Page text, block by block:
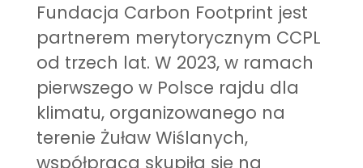
Fundacja Carbon Footprint jest
partnerem merytorycznym CCPL
od trzech lat. W 2023, w ramach
pierwszego w Polsce rajdu dla
klimatu, organizowanego na
terenie Żuław Wiślanych,
współpraca skupiła się na